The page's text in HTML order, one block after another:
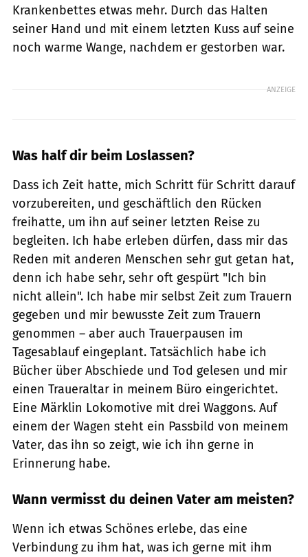
Krankenbettes etwas mehr. Durch das Halten
seiner Hand und mit einem letzten Kuss auf seine
noch warme Wange, nachdem er gestorben war.
ANZEIGE
Was half dir beim Loslassen?
Dass ich Zeit hatte, mich Schritt für Schritt darauf
vorzubereiten, und geschäftlich den Rücken
freihatte, um ihn auf seiner letzten Reise zu
begleiten. Ich habe erleben dürfen, dass mir das
Reden mit anderen Menschen sehr gut getan hat,
denn ich habe sehr, sehr oft gespürt "Ich bin
nicht allein". Ich habe mir selbst Zeit zum Trauern
gegeben und mir bewusste Zeit zum Trauern
genommen – aber auch Trauerpausen im
Tagesablauf eingeplant. Tatsächlich habe ich
Bücher über Abschiede und Tod gelesen und mir
einen Traueraltar in meinem Büro eingerichtet.
Eine Märklin Lokomotive mit drei Waggons. Auf
einem der Wagen steht ein Passbild von meinem
Vater, das ihn so zeigt, wie ich ihn gerne in
Erinnerung habe.
Wann vermisst du deinen Vater am meisten?
Wenn ich etwas Schönes erlebe, das eine
Verbindung zu ihm hat, was ich gerne mit ihm